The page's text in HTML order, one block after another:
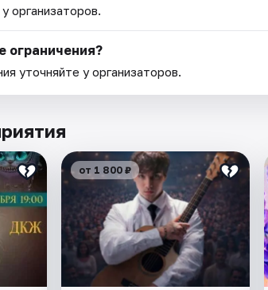
организаторов.
ограничения?
уточняйте у организаторов.
от 1 800 ₽